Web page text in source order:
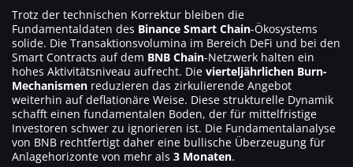
Trotz der technischen Korrektur bleiben die
Fundamentaldaten des Binance Smart Chain-Ökosystems
solide. Die Transaktionsvolumina im Bereich DeFi und bei den
Smart Contracts auf dem BNB Chain-Netzwerk halten ein
hohes Aktivitätsniveau aufrecht. Die vierteljährlichen Burn-
Mechanismen reduzieren das zirkulierende Angebot
weiterhin auf deflationäre Weise. Diese strukturelle Dynamik
schafft einen fundamentalen Boden, der für mittelfristige
Investoren schwer zu ignorieren ist. Die Fundamentalanalyse
von BNB rechtfertigt daher eine bullische Überzeugung für
Anlagehorizonte von mehr als 3 Monaten.